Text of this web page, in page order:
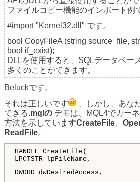
ファイルコピー機能のインポート例
#import "Kernel32.dll" です。
bool CopyFileA (string source_file,
bool if_exist);
DLLを使用すると、SQLデータベー
多くのことができます。
Beluckです。
それは正しいです
、しかし、あな
できる.mqlの デモは、MQL4でカー
方法を示していますCreateFile
ReadFile。
HANDLE CreateFile(
LPCTSTR lpFileName,
DWORD dwDesiredAccess,